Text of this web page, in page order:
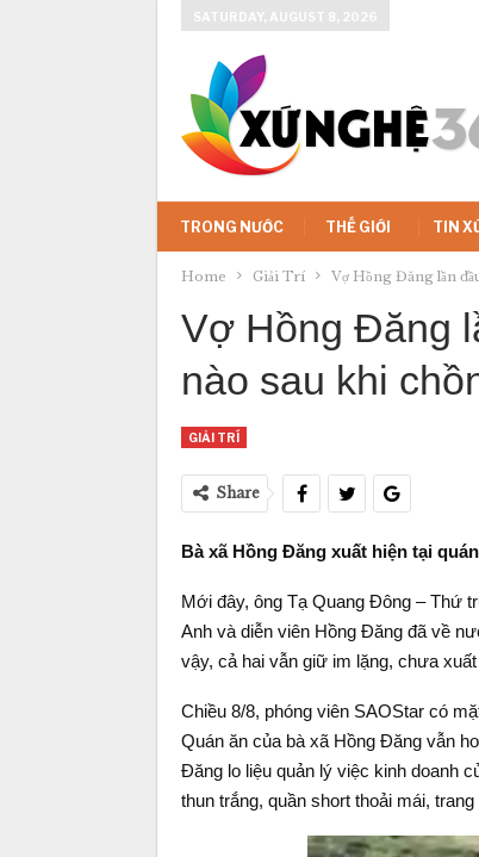
SATURDAY, AUGUST 8, 2026
TRONG NƯỚC THẾ GIỚI TIN
Home Giải Trí Vợ Hồng Đăng lần
Vợ Hồng Đăng
nào sau khi
GIẢI TRÍ
Share
Bà xã Hồng Đăng xuất hiện tại
Mới đây, ông Tạ Quang Đông – Thứ
Anh và diễn viên Hồng Đăng đã về
vậy, cả hai vẫn giữ im lặng, chưa
Chiều 8/8, phóng viên SAOStar có
Quán ăn của bà xã Hồng Đăng vẫn
Đăng lo liệu quản lý việc kinh doanh
thun trắng, quần short thoải mái,